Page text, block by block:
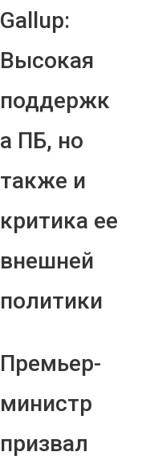
Gallup:
Высокая
поддержк
а ПБ, но
также и
критика ее
внешней
политики
Премьер-
министр
призвал